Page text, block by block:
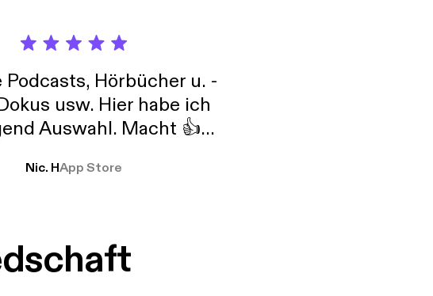
Podcasts, Hörbücher u. -
usw. Hier habe ich
Auswahl. Macht 👍
Nic. HApp Store